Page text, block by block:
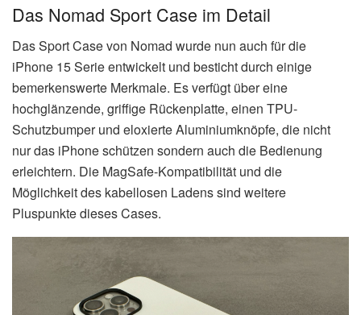
Das Nomad Sport Case im Detail
Das Sport Case von Nomad wurde nun auch für die
iPhone 15 Serie entwickelt und besticht durch einige
bemerkenswerte Merkmale. Es verfügt über eine
hochglänzende, griffige Rückenplatte, einen TPU-
Schutzbumper und eloxierte Aluminiumknöpfe, die nicht
nur das iPhone schützen sondern auch die Bedienung
erleichtern. Die MagSafe-Kompatibilität und die
Möglichkeit des kabellosen Ladens sind weitere
Pluspunkte dieses Cases.